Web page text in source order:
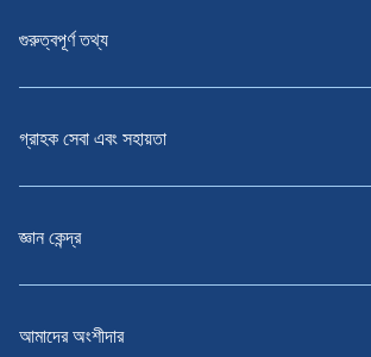
গুরুত্বপূর্ণ তথ্য
গ্রাহক সেবা এবং সহায়তা
জ্ঞান কেন্দ্র
আমাদের অংশীদার